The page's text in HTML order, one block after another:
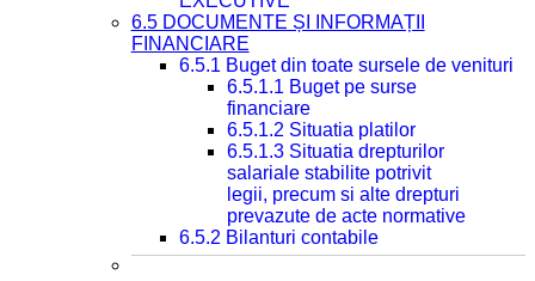
6.5 DOCUMENTE ȘI INFORMAȚII
FINANCIARE
6.5.1 Buget din toate sursele de venituri
6.5.1.1 Buget pe surse
financiare
6.5.1.2 Situatia platilor
6.5.1.3 Situatia drepturilor
salariale stabilite potrivit
legii, precum si alte drepturi
prevazute de acte normative
6.5.2 Bilanturi contabile